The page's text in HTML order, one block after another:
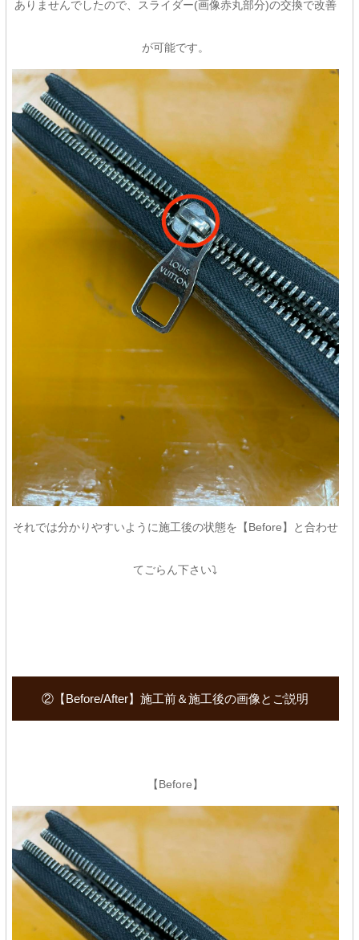
ありませんでしたので、スライダー(画像赤丸部分)の交換で改善
が可能です。
それでは分かりやすいように施工後の状態を【Before】と合わせ
てごらん下さい⤵
②【Before/After】施工前＆施工後の画像とご説明
【Before】